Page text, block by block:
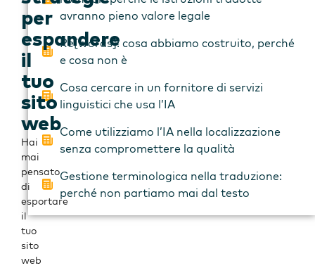
avranno pieno valore legale
Re[words]: cosa abbiamo costruito, perché
e cosa non è
Cosa cercare in un fornitore di servizi
linguistici che usa l’IA
Come utilizziamo l’IA nella localizzazione
senza compromettere la qualità
Gestione terminologica nella traduzione:
perché non partiamo mai dal testo
per
espandere
il
tuo
sito
web
Hai
mai
pensato
di
esportare
il
tuo
sito
web